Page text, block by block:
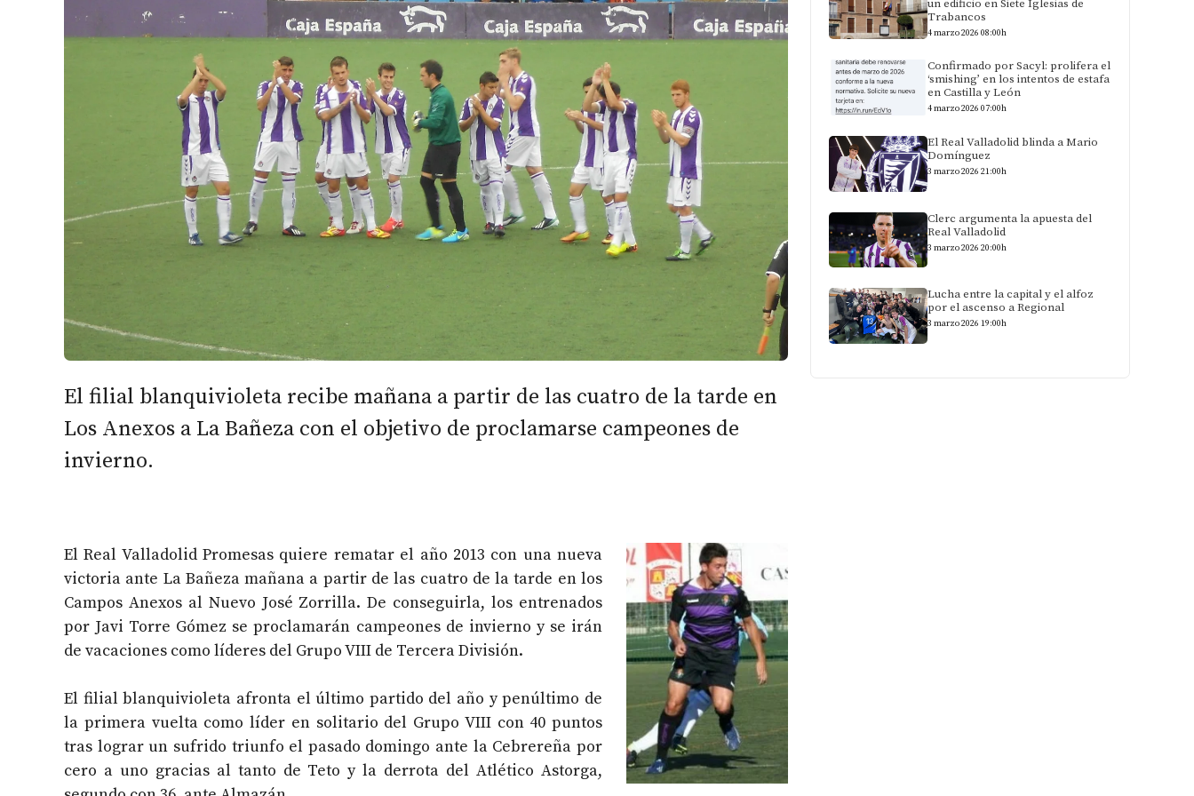
El filial blanquivioleta recibe mañana a partir de las cuatro de la tarde en
Los Anexos a La Bañeza con el objetivo de proclamarse campeones de
invierno.
El Real Valladolid Promesas quiere rematar el año 2013 con una nueva
victoria ante La Bañeza mañana a partir de las cuatro de la tarde en los
Campos Anexos al Nuevo José Zorrilla. De conseguirla, los entrenados
por Javi Torre Gómez se proclamarán campeones de invierno y se irán
de vacaciones como líderes del Grupo VIII de Tercera División.
El filial blanquivioleta afronta el último partido del año y penúltimo de
la primera vuelta como líder en solitario del Grupo VIII con 40 puntos
tras lograr un sufrido triunfo el pasado domingo ante la Cebrereña por
cero a uno gracias al tanto de Teto y la derrota del Atlético Astorga,
un edificio en Siete Iglesias de
Trabancos
4 marzo 2026 08:00h
Confirmado por Sacyl: prolifera el
‘smishing’ en los intentos de estafa
en Castilla y León
4 marzo 2026 07:00h
El Real Valladolid blinda a Mario
Domínguez
3 marzo 2026 21:00h
Clerc argumenta la apuesta del
Real Valladolid
3 marzo 2026 20:00h
Lucha entre la capital y el alfoz
por el ascenso a Regional
3 marzo 2026 19:00h